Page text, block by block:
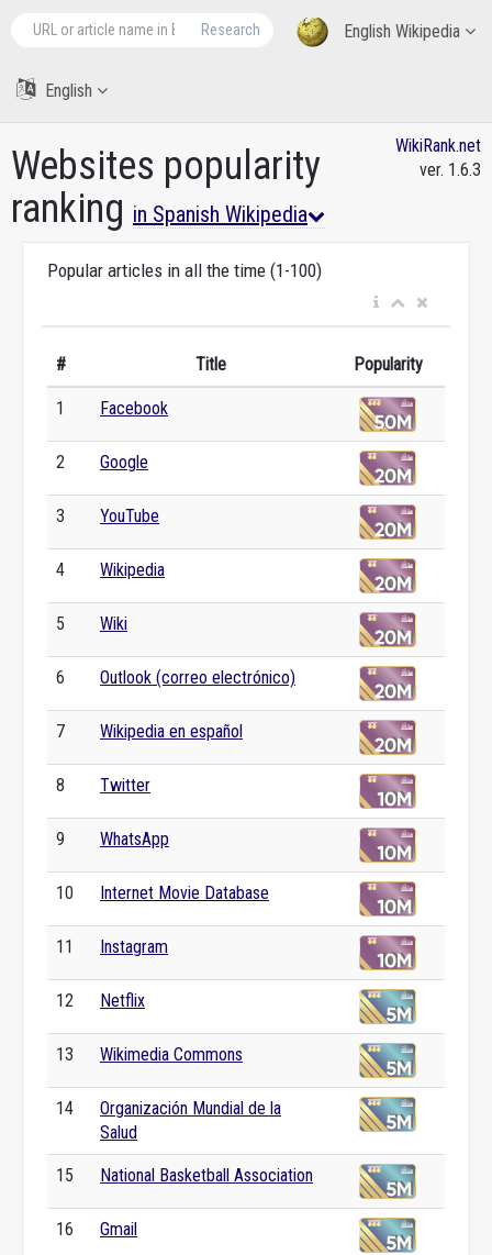
English Wikipedia
Research
English
Websites popularity
ranking in Spanish Wikipedia
WikiRank.net
ver. 1.6.3
Popular articles in all the time (1-100)
# Title Popularity
1 Facebook
2 Google
3 YouTube
4 Wikipedia
5 Wiki
6 Outlook (correo electrónico)
7 Wikipedia en español
8 Twitter
9 WhatsApp
10 Internet Movie Database
11 Instagram
12 Netflix
13 Wikimedia Commons
14
Organización Mundial de la
Salud
15 National Basketball Association
16 Gmail